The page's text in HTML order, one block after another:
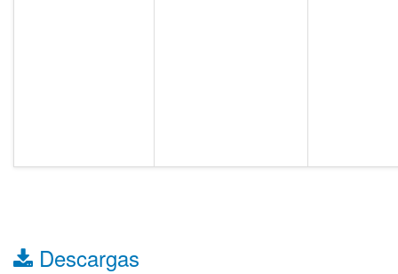
Descargas